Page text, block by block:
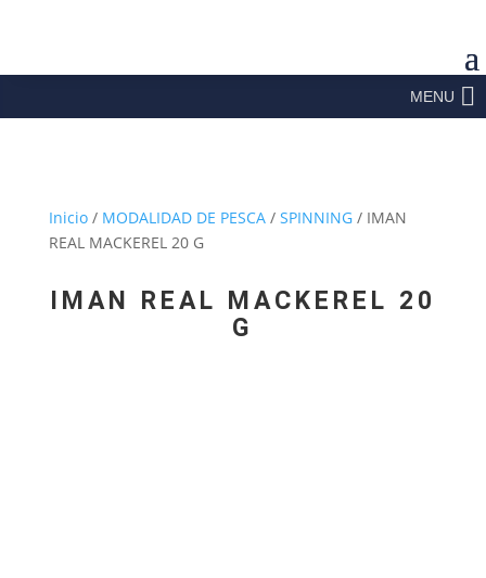
MENU
Inicio/ MODALIDAD DE PESCA/ SPINNING/ IMAN
REAL MACKEREL 20 G
IMAN REAL MACKEREL 20
G